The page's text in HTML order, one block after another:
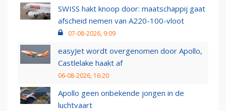
SWISS hakt knoop door: maatschappij gaat
afscheid nemen van A220-100-vloot
07-08-2026, 9:09
easyJet wordt overgenomen door Apollo,
Castlelake haakt af
06-08-2026, 16:20
Apollo geen onbekende jongen in de
luchtvaart